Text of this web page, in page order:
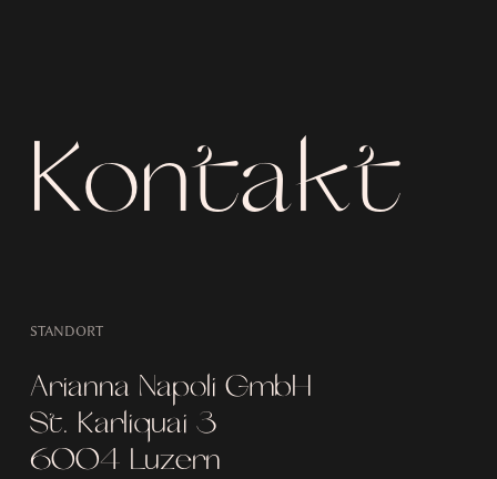
Kontakt
STANDORT
Arianna Napoli GmbH
St. Karliquai 3
6004 Luzern